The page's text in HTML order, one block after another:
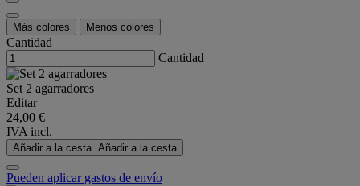
Más colores Menos colores
Cantidad
Cantidad
Set 2 agarradores
Editar
24,00 €
IVA incl.
Añadir a la cesta Añadir a la cesta
Pueden aplicar gastos de envío